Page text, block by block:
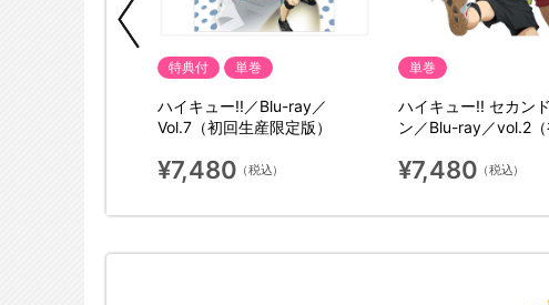
特典付 単巻
ハイキュー!!／Blu-ray／
Vol.7（初回生産限定版）
¥7,480 （税込）
単巻
ハイキュー!! セカン
ン／Blu-ray／vol.2（
¥7,480 （税込）